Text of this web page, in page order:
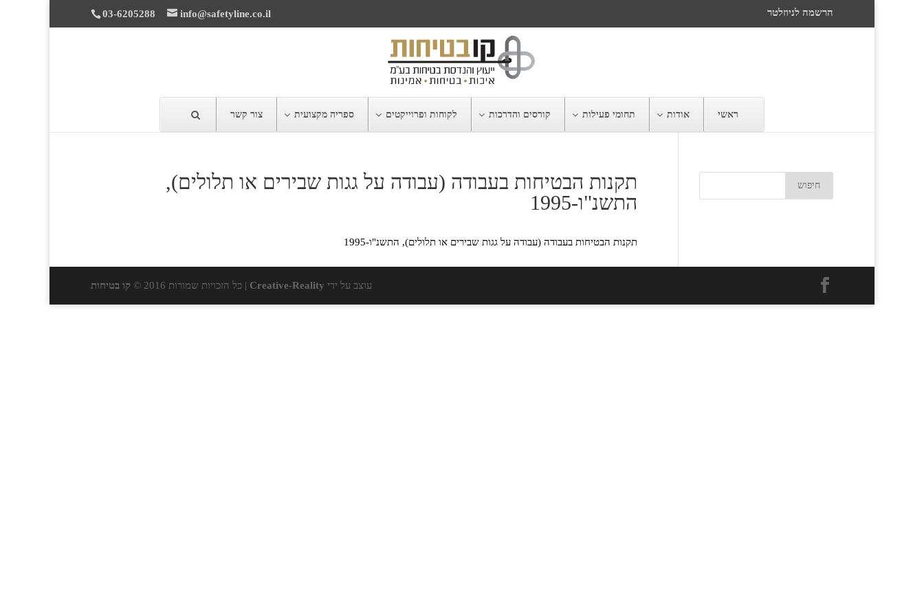
03-6205288 info@safetyline.co.il הרשמה לניוזלטר
ראשי אודות תחומי פעילות קורסים והדרכות לקוחות ופרוייקטים ספריה מקצועית צור קשר
תקנות הבטיחות בעבודה (עבודה על גגות שבירים או תלולים),
התשנ"ו-1995
תקנות הבטיחות בעבודה (עבודה על גגות שבירים או תלולים), התשנ"ו-1995
עוצב על ידי Creative-Reality | כל הזכויות שמורות 2016 © קו בטיחות